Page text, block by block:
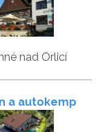
nad Orlicí
a autokemp